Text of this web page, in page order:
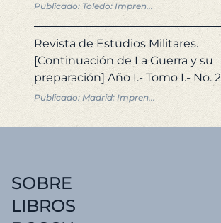
Publicado: Toledo: Impren...
Revista de Estudios Militares.
[Continuación de La Guerra y su
preparación] Año I.- Tomo I.- No.
Publicado: Madrid: Impren...
SOBRE
LIBROS